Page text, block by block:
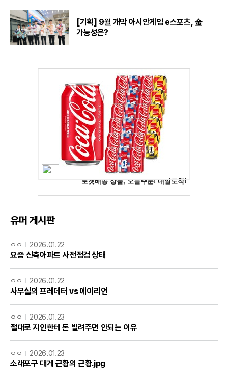
[기획] 9월 개막 아시안게임 e스포츠, 金
가능성은?
유머 게시판
ㅇㅇ 2026.01.22
요즘 신축아파트 사전점검 상태
ㅇㅇ 2026.01.22
사무실의 프레데터 vs 에이리언
ㅇㅇ 2026.01.23
절대로 지인한테 돈 빌려주면 안되는 이유
ㅇㅇ 2026.01.23
소래포구 대게 근황의 근황.jpg